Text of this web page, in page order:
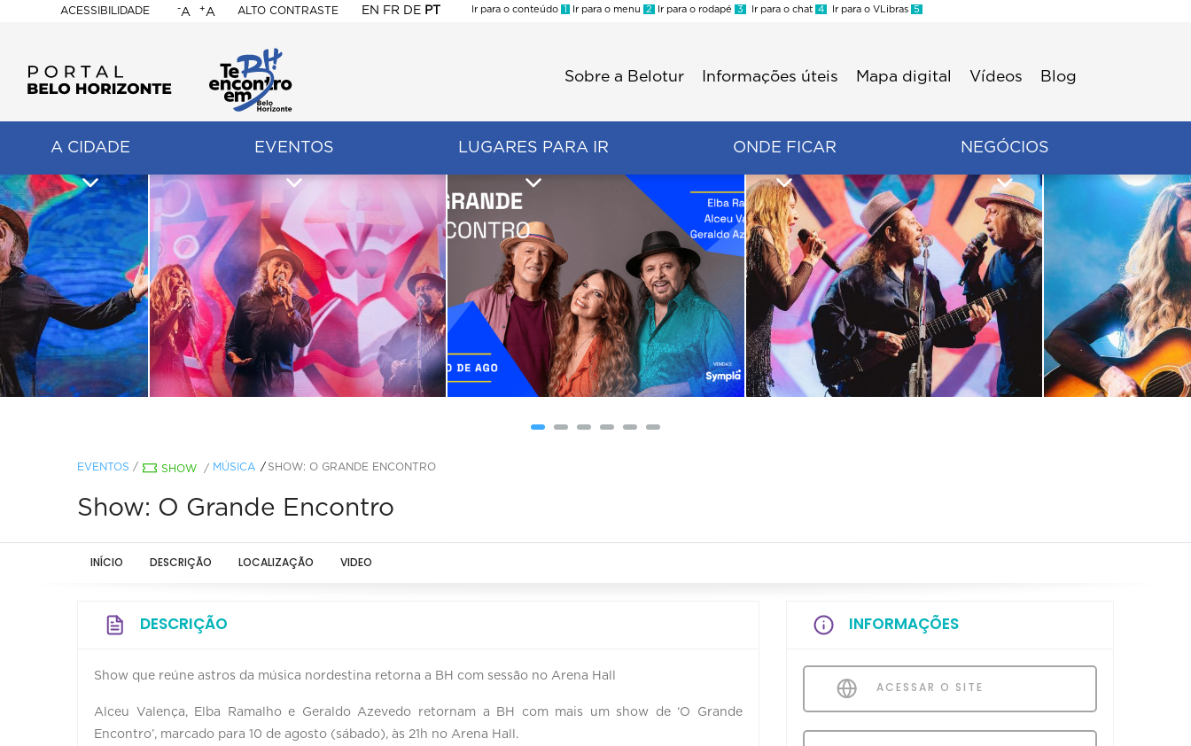
ACESSIBILIDADE
BELO
HORIZONTE
-A +A ALTO CONTRASTE EN FR DE PT
Ir para o conteúdo 1 Ir para o menu 2 Ir para o rodapé 3 Ir para o chat 4 Ir para o VLibras 5
Sobre a Belotur Informações úteis Mapa digital Vídeos Blog
A CIDADE EVENTOS LUGARES PARA IR ONDE FICAR NEGÓCIOS
EVENTOS / SHOW / MÚSICA SHOW: O GRANDE ENCONTRO
Show: O Grande Encontro
INÍCIO DESCRIÇÃO LOCALIZAÇÃO VIDEO
DESCRIÇÃO
Show que reúne astros da música nordestina retorna a BH com sessão no Arena Hall
Alceu Valença, Elba Ramalho e Geraldo Azevedo retornam a BH com mais um show de ‘O Grande
Encontro’, marcado para 10 de agosto (sábado), às 21h no Arena Hall.
INFORMAÇÕES
ACESSAR O SITE